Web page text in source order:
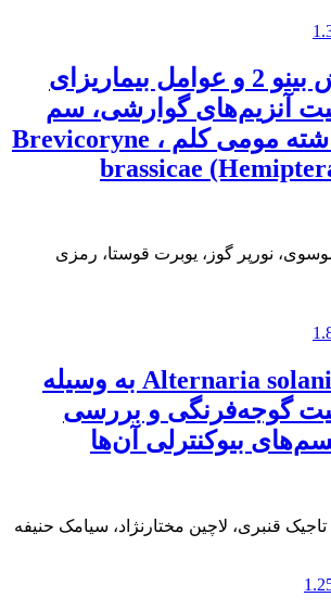
تاثیر حشره‌کش بینو 2 و عوامل بیماریزای
آنزیم‌های گوارشی، سم
زدا و کیتینازی شته مومی کلم ، Brevicoryne
brassicae
نورپر گوز، یوبرت قوستا، رمزی
کنترل زیستی Alternaria solani به وسیله
گوجه‌فرنگی و بررسی
بیوکنترلی آن‌ها
قنبری، لاچین مختارنژاد، سیامک حنیفه